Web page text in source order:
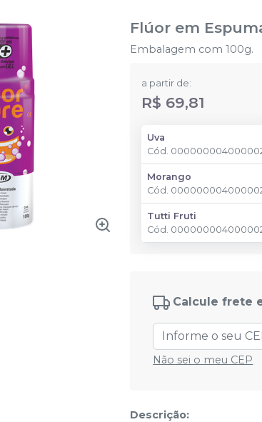
Flúor em
Embalagem com 100g.
a partir de:
R$ 69,81
Uva
Cód.
Morango
Cód.
Tutti Fruti
Cód.
Calcule frete
Não sei o meu CEP
Descrição: